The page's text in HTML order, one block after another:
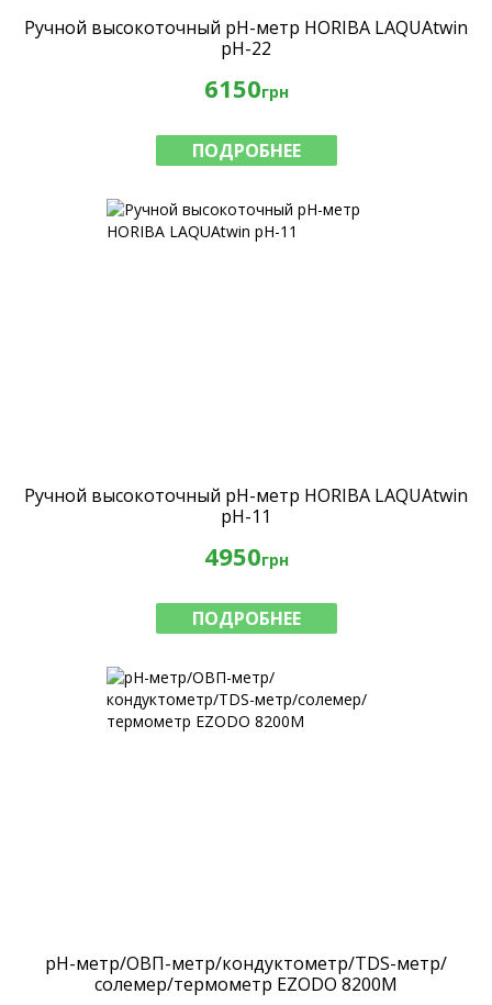
Ручной высокоточный рН-метр HORIBA LAQUAtwin
pH-22
6150грн
ПОДРОБНЕЕ
Ручной высокоточный рН-метр HORIBA LAQUAtwin
pH-11
4950грн
ПОДРОБНЕЕ
pH-метр/ОВП-метр/кондуктометр/TDS-метр/
солемер/термометр EZODO 8200M